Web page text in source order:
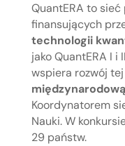
QuantERA to
finansujących
technologii
jako QuantERA I i
wspiera rozwój
Koordynatorem
Nauki. W
29 państw.